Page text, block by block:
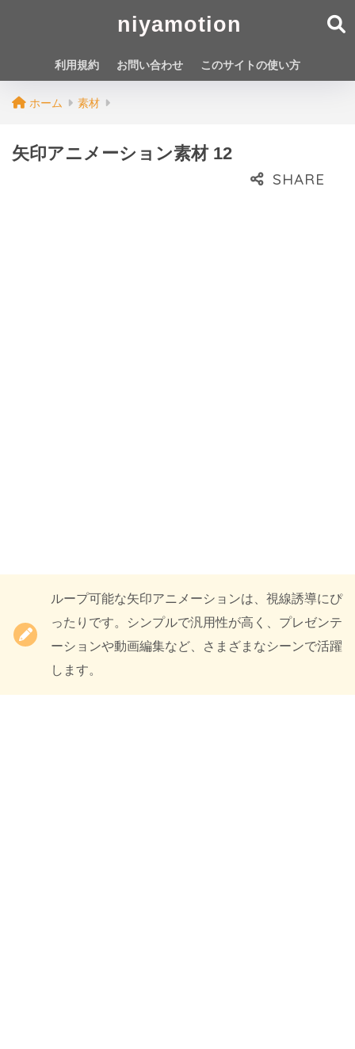
niyamotion
利用規約 お問い合わせ このサイトの使い方
ホーム 素材
矢印アニメーション素材 12
ループ可能な矢印アニメーションは、視線誘導にぴ
ったりです。シンプルで汎用性が高く、プレゼンテ
ーションや動画編集など、さまざまなシーンで活躍
します。